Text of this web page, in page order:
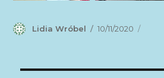
Autor
Lidia Wróbel
Data
10/11/2020